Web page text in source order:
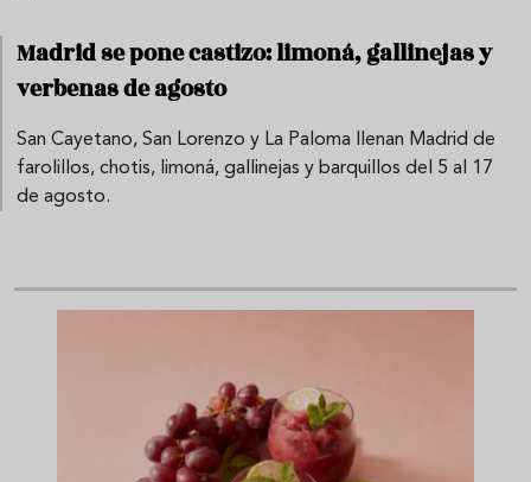
Madrid se pone castizo: limoná, gallinejas y
verbenas de agosto
San Cayetano, San Lorenzo y La Paloma llenan Madrid de
farolillos, chotis, limoná, gallinejas y barquillos del 5 al 17
de agosto.